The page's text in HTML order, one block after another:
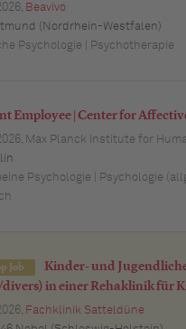
Beavivo
(Nordrhein-Westfalen)
Psychologie | Psychotherapie
Employee | Center for
Max Planck Institute for
Psychologie | Psychologie
Job
Kinder- und
in einer Rehaklinik für
Fachklinik Satteldüne